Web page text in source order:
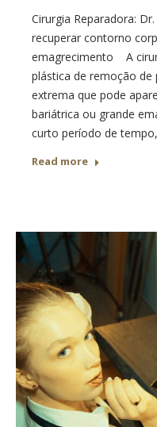
Cirurgia Reparadora:
recuperar contorno
emagrecimento A
plástica de remoção
extrema que pode
bariátrica ou grande
curto período de
Read more